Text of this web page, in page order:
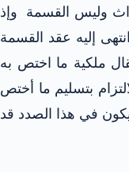
وليس القسمة وإذ
إليه عقد القسمة
ملكية ما اختص به
بتسليم ما أختص
٢٠٦ مدني فإنه يكون في هذا الصدد قد